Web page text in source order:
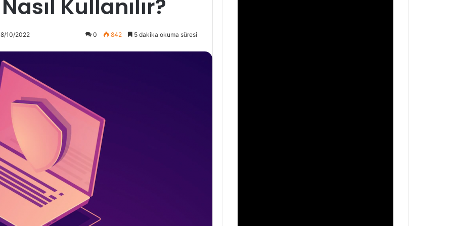
Kullanılır?
10/2022 0 842 5 dakika okuma süresi